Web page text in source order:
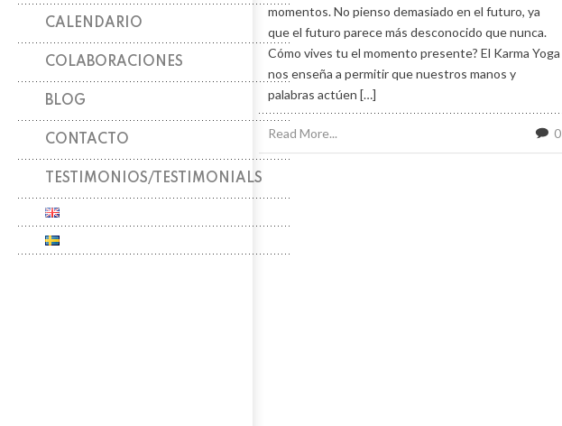
CALENDARIO
COLABORACIONES
BLOG
CONTACTO
TESTIMONIOS/TESTIMONIALS
momentos. No pienso demasiado en el futuro, ya
que el futuro parece más desconocido que nunca.
Cómo vives tu el momento presente? El Karma Yoga
nos enseña a permitir que nuestros manos y
palabras actúen […]
Read More... 0